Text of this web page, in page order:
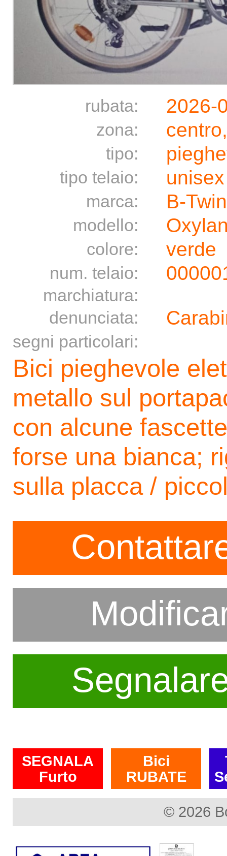
rubata: 2026-
zona:
tipo:
tipo telaio: unisex
marca: B-
modello:
colore: verde
num. telaio:
marchiatura:
denunciata:
segni particolari:
Bici pieghevole
metallo sul
con alcune
forse una bianca;
sulla placca /
SEGNALA
Furto
Bici
RUBATE
© 2026